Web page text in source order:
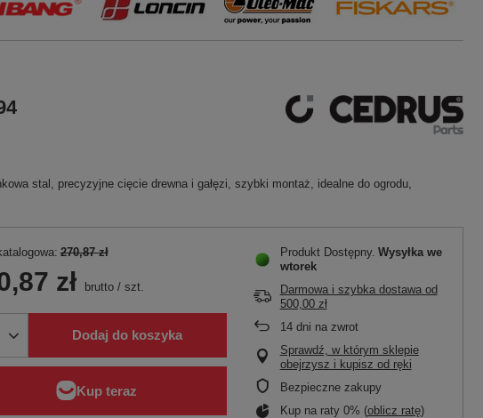
stal, precyzyjne cięcie drewna i gałęzi, szybki montaż, idealne do ogrodu,
270,87 zł
zł brutto/ szt.
Dodaj do koszyka
Produkt Dostępny Wysyłka we
wtorek
Darmowa i szybka dostawaod
500,00 zł
14dni na zwrot
Sprawdź, w którym sklepie
obejrzysz i kupisz od ręki
Bezpieczne zakupy
Kup na raty 0% (oblicz ratę)